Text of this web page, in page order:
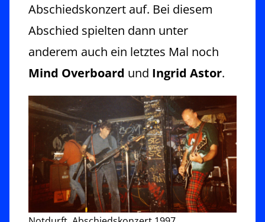
Abschiedskonzert auf. Bei diesem
Abschied spielten dann unter
anderem auch ein letztes Mal noch
Mind Overboard und Ingrid Astor.